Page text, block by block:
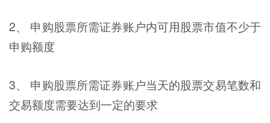
2、 申购股票所需证券账户内可用股票市值不少于
申购额度
3、 申购股票所需证券账户当天的股票交易笔数和
交易额度需要达到一定的要求